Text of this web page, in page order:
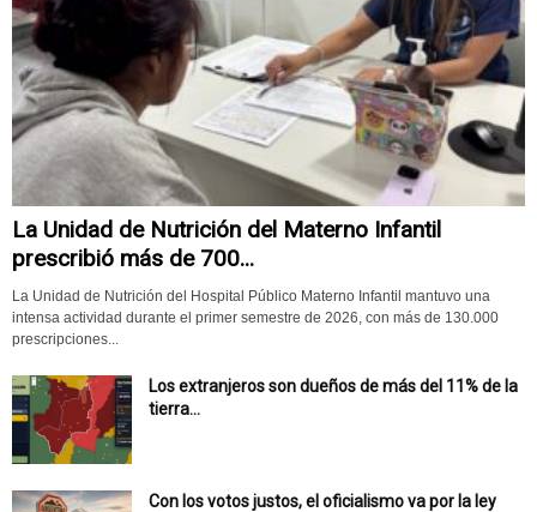
La Unidad de Nutrición del Materno Infantil
prescribió más de 700...
La Unidad de Nutrición del Hospital Público Materno Infantil mantuvo una
intensa actividad durante el primer semestre de 2026, con más de 130.000
prescripciones...
Los extranjeros son dueños de más del 11% de la
tierra...
Con los votos justos, el oficialismo va por la ley